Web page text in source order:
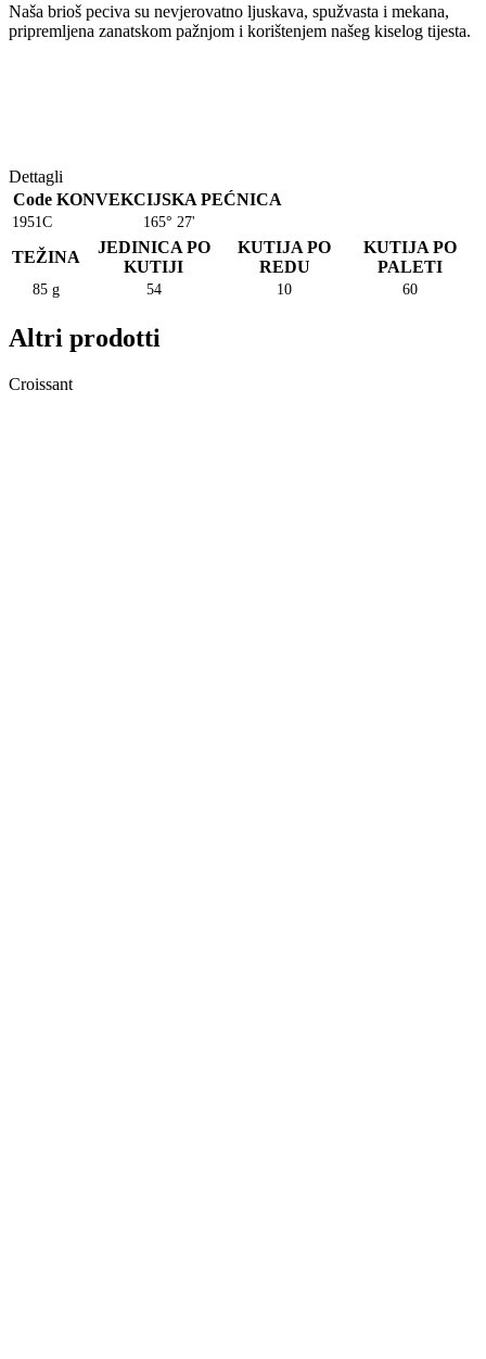
Naša brioš peciva su nevjerovatno ljuskava, spužvasta i mekana,
pripremljena zanatskom pažnjom i korištenjem našeg kiselog tijesta.
Dettagli
Code KONVEKCIJSKA PEĆNICA
1951C 165° 27'
TEŽINA
JEDINICA PO
KUTIJI
KUTIJA PO
REDU
KUTIJA PO
PALETI
85 g 54 10 60
Altri prodotti
Croissant